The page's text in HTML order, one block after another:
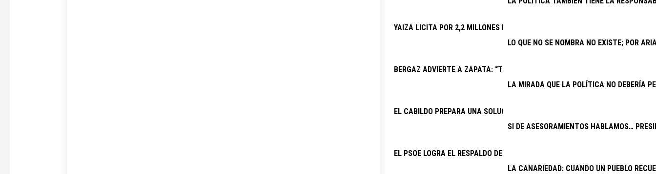
YAIZA LICITA POR 2,2 MILLONES LAS MEJORAS DEL CAMPO DE FÚTBOL DE
BERGAZ ADVIERTE A ZAPATA: “TRAS UN AÑO DE CONFLICTO
EL CABILDO PREPARA UNA SOLUCIÓN PARA EL DRENAJE DE LA CARRETERA
EL PSOE LOGRA EL RESPALDO DEL CABILDO A UNA VENTANILLA ÚNICA PARA
LO QUE NO SE NOMBRA NO EXISTE; POR
LA MIRADA QUE LA POLÍTICA NO DEBERÍA
SI DE ASESORAMIENTOS HABLAMOS…
LA CANARIEDAD: CUANDO UN PUEBLO